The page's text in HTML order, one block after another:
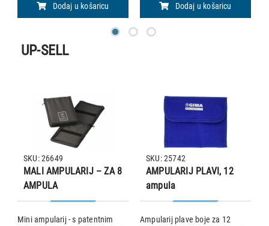
Dodaj u košaricu
Dodaj u košaricu
UP-SELL
MALI AMPULARIJ – ZA 8
AMPULA
Mini ampularij - s patentnim
SKU: 26649
AMPULARIJ PLAVI, 12
ampula
Ampularij plave boje za 12
SKU: 25742